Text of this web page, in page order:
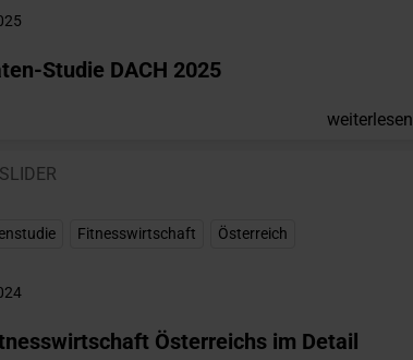
Studie DACH 2025
weiterlesen
SLIDER
Fitnesswirtschaft Österreich
Österreichs im Detail